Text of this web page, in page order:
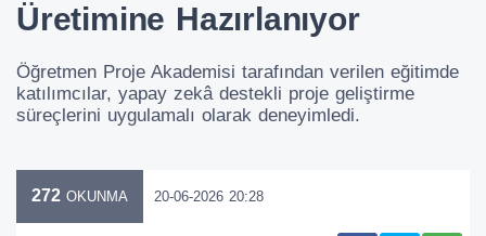
Üretimine Hazırlanıyor
Öğretmen Proje Akademisi tarafından verilen eğitimde
katılımcılar, yapay zekâ destekli proje geliştirme
süreçlerini uygulamalı olarak deneyimledi.
272 OKUNMA 20-06-2026 20:28